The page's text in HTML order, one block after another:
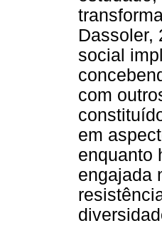
Dassoler,
social
com
em
enquanto
engajada